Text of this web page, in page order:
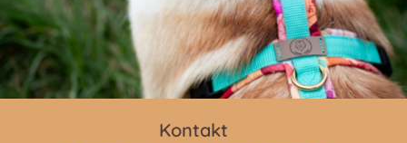
Kontakt